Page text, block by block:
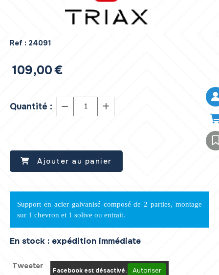
Ref : 24091
109,00€
Quantité :
Ajouter au panier
Support en acier galvanisé composé de 2 parties, montage
sur 1 chevron et 1 solive ou entrait.
En stock : expédition immédiate
Tweeter Facebook est désactivé. Autoriser